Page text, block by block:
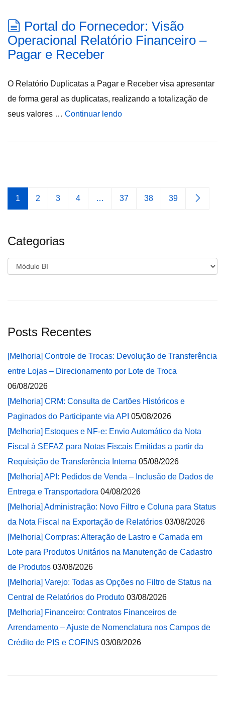
Portal do Fornecedor: Visão
Operacional Relatório Financeiro –
Pagar e Receber
O Relatório Duplicatas a Pagar e Receber visa apresentar
de forma geral as duplicatas, realizando a totalização de
seus valores … Continuar lendo
1 2 3 4 … 37 38 39
Categorias
Categorias
Posts Recentes
[Melhoria] Controle de Trocas: Devolução de Transferência
entre Lojas – Direcionamento por Lote de Troca
06/08/2026
[Melhoria] CRM: Consulta de Cartões Históricos e
Paginados do Participante via API 05/08/2026
[Melhoria] Estoques e NF-e: Envio Automático da Nota
Fiscal à SEFAZ para Notas Fiscais Emitidas a partir da
Requisição de Transferência Interna 05/08/2026
[Melhoria] API: Pedidos de Venda – Inclusão de Dados de
Entrega e Transportadora 04/08/2026
[Melhoria] Administração: Novo Filtro e Coluna para Status
da Nota Fiscal na Exportação de Relatórios 03/08/2026
[Melhoria] Compras: Alteração de Lastro e Camada em
Lote para Produtos Unitários na Manutenção de Cadastro
de Produtos 03/08/2026
[Melhoria] Varejo: Todas as Opções no Filtro de Status na
Central de Relatórios do Produto 03/08/2026
[Melhoria] Financeiro: Contratos Financeiros de
Arrendamento – Ajuste de Nomenclatura nos Campos de
Crédito de PIS e COFINS 03/08/2026